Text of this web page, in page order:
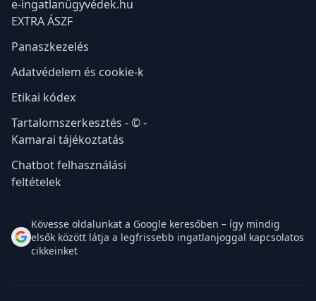
e-ingatlanügyvédek.hu
EXTRA ÁSZF
Panaszkezelés
Adatvédelem és cookie-k
Etikai kódex
Tartalomszerkesztés - © -
Kamarai tájékoztatás
Chatbot felhasználási
feltételek
Kövesse oldalunkat a Google keresőben – így mindig
elsők között látja a legfrissebb ingatlanjoggal kapcsolatos
cikkeinket